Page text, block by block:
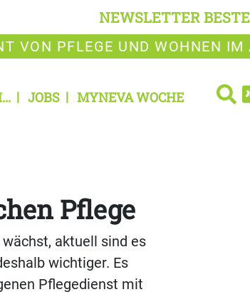
NEWSLETTER
VON PFLEGE UND WOHNEN IM
JOBS MYNEVA WOCHE
Pflege
aktuell sind es
wichtiger. Es
Pflegedienst mit